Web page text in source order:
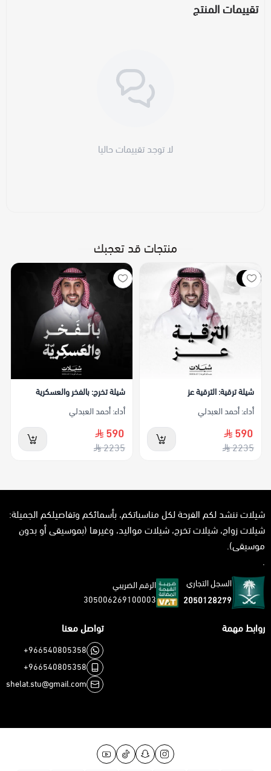
تقييمات المنتج
لا توجد تقييمات حاليا
منتجات قد تعجبك
جديد
شيلة ترقية: الترقية عز
أداء: أحمد العبدلي
590
2235
جديد
شيلة تخرج: بالفخر والعسكرية
أداء: أحمد العبدلي
590
2235
شيلات ننشد لكم الفرحة لكل مناسباتكم، بأسمائكم وتفاصيلكم الجميلة:
شيلات زواج، شيلات تخرج، شيلات مواليد، وغيرها (بموسيقى أو بدون
موسيقى).
.
السجل التجاري
2050128279
الرقم الضريبي
305006269100003
روابط مهمة تواصل معنا
+966540805358
+966540805358
shelat.stu@gmail.com